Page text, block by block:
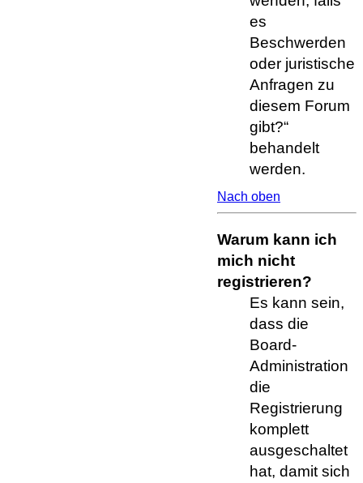
es
Beschwerden
oder juristische
Anfragen zu
diesem Forum
gibt?“
behandelt
werden.
Nach oben
Warum kann ich
mich nicht
registrieren?
Es kann sein,
dass die
Board-
Administration
die
Registrierung
komplett
ausgeschaltet
hat, damit sich